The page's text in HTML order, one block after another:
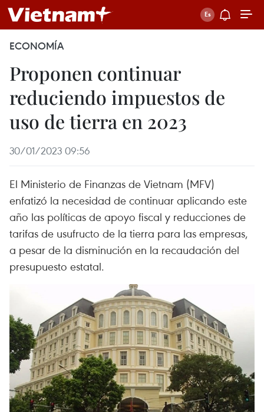
ECONOMÍA
Proponen continuar
reduciendo impuestos de
uso de tierra en 2023
30/01/2023 09:56
El Ministerio de Finanzas de Vietnam (MFV)
enfatizó la necesidad de continuar aplicando este
año las políticas de apoyo fiscal y reducciones de
tarifas de usufructo de la tierra para las empresas,
a pesar de la disminución en la recaudación del
presupuesto estatal.